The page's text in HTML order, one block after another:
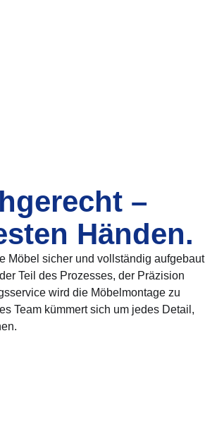
–
Händen.
Möbel sicher und vollständig aufgebaut
Teil des Prozesses, der Präzision
wird die Möbelmontage zu
Team kümmert sich um jedes Detail,